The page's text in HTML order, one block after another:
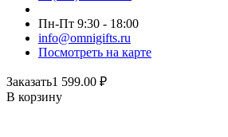
Пн-Пт 9:30 - 18:00
info@omnigifts.ru
Посмотреть на карте
Заказать1 599.00 ₽
В корзину